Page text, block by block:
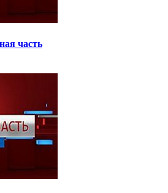
часть